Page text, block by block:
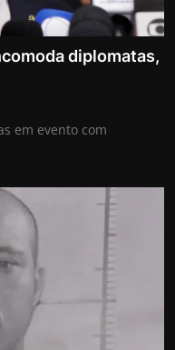
diplomatas,
em evento com